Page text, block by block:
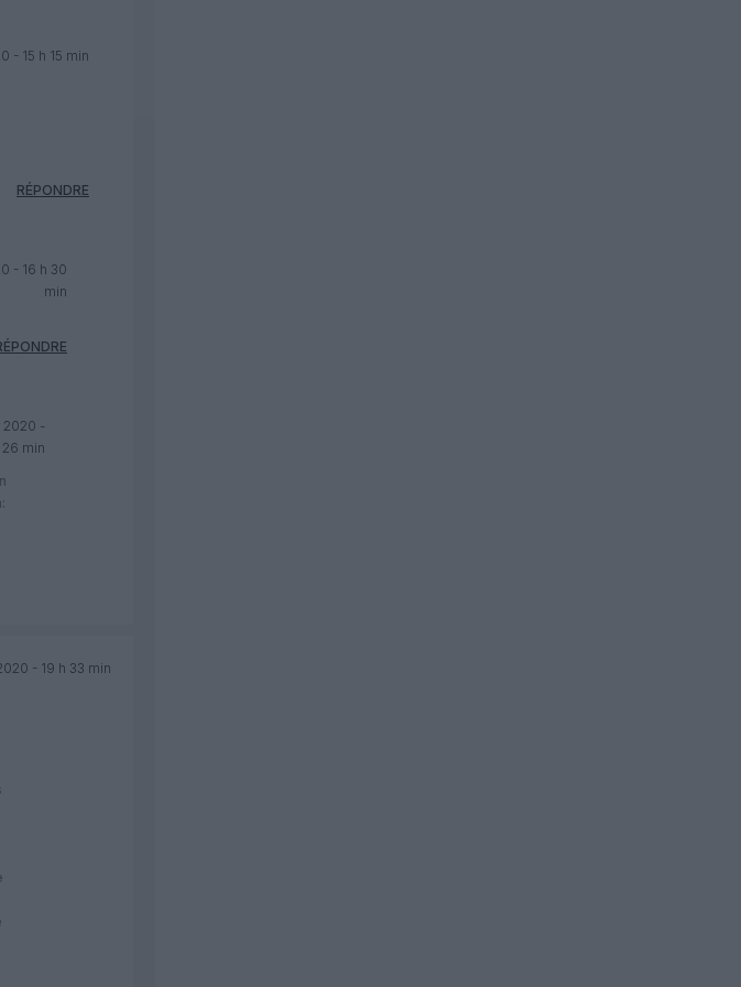
- 15 h 15 min
RÉPONDRE
- 16 h 30
min
2020 -
min
- 19 h 33 min